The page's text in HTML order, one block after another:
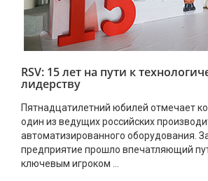
RSV: 15 лет на пути к
лидерству
Пятнадцатилетний юбилей отмечает
один из ведущих российских
автоматизированного оборудования.
предприятие прошло впечатляющий
ключевым игроком ...